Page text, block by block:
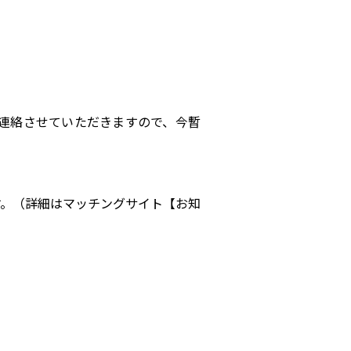
絡させていただきますので、今暫
（詳細はマッチングサイト【お知